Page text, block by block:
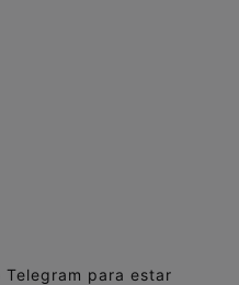
para estar